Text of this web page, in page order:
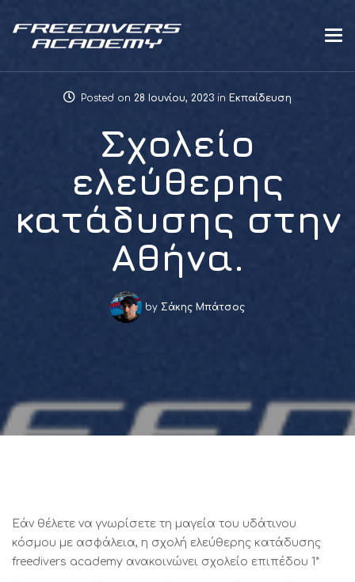
Posted on 28 Ιουνίου, 2023 in Εκπαίδευση
Σχολείο
ελεύθερης
κατάδυσης στην
Αθήνα.
by Σάκης Μπάτσος
Εάν θέλετε να γνωρίσετε τη μαγεία του υδάτινου
κόσμου με ασφάλεια, η σχολή ελεύθερης κατάδυσης
freedivers academy ανακοινώνει σχολείο επιπέδου 1*